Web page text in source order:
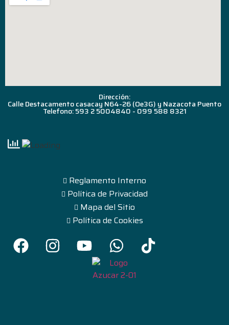
Dirección:
Calle Destacamento casacay N64-26 (Oe3G) y Nazacota Puento
Telefono: 593 2 5004840 - 099 588 8321
Reglamento Interno
Política de Privacidad
Mapa del Sitio
Política de Cookies